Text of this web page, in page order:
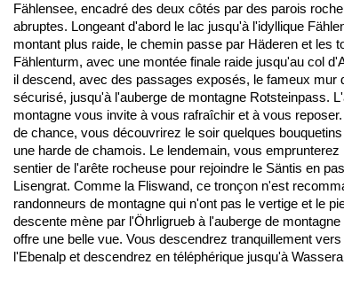
Fählensee, encadré des deux côtés par des parois
abruptes. Longeant d'abord le lac jusqu'à l'idyllique
montant plus raide, le chemin passe par Häderen et les
Fählenturm, avec une montée finale raide jusqu'au col
il descend, avec des passages exposés, le fameux mur
sécurisé, jusqu'à l'auberge de montagne Rotsteinpass.
montagne vous invite à vous rafraîchir et à vous
de chance, vous découvrirez le soir quelques
une harde de chamois. Le lendemain, vous emprunterez
sentier de l'arête rocheuse pour rejoindre le Säntis en
Lisengrat. Comme la Fliswand, ce tronçon n'est
randonneurs de montagne qui n'ont pas le vertige et le
descente mène par l'Öhrligrueb à l'auberge de montagne
offre une belle vue. Vous descendrez tranquillement
l'Ebenalp et descendrez en téléphérique jusqu'à